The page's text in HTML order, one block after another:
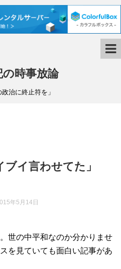
の時事放論
政治に終止符を」
ブイ言わせてた」
年5月14日
世の中平和なのか分かりませ
を見ていても面白い記事があ